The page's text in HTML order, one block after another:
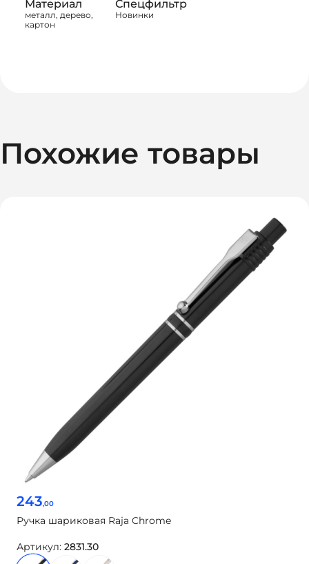
Материал
металл, дерево,
картон
Спецфильтр
Новинки
Похожие товары
243,00
Ручка шариковая Raja Chrome
Артикул: 2831.30